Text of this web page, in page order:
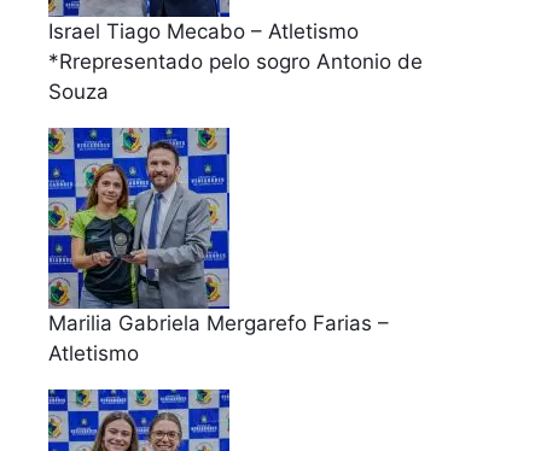
Israel Tiago Mecabo – Atletismo
*Rrepresentado pelo sogro Antonio de
Souza
Marilia Gabriela Mergarefo Farias –
Atletismo